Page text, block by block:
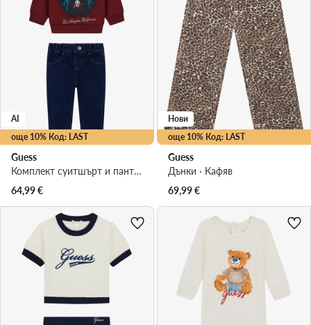
още 10% Код: LAST
AI
Guess
Комплект суитшърт и панталон от плат · Цветен
64,99€
още 10% Код: LAST
Нови
Guess
Дънки · Кафяв
69,99€